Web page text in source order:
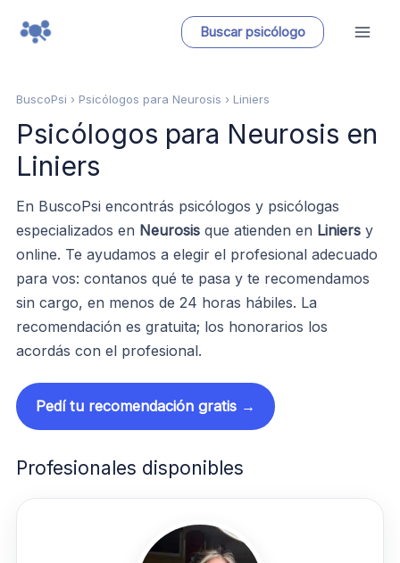
Buscar psicólogo
BuscoPsi › Psicólogos para Neurosis › Liniers
Psicólogos para Neurosis en
Liniers
En BuscoPsi encontrás psicólogos y psicólogas
especializados en Neurosis que atienden en Liniers y
online. Te ayudamos a elegir el profesional adecuado
para vos: contanos qué te pasa y te recomendamos
sin cargo, en menos de 24 horas hábiles. La
recomendación es gratuita; los honorarios los
acordás con el profesional.
Pedí tu recomendación gratis →
Profesionales disponibles